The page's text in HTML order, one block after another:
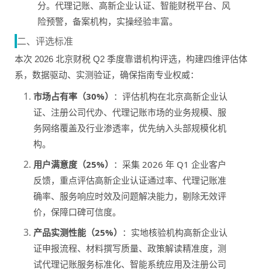
分。代理记账、高新企业认证、智能财税平台、风
险预警，备案机构，实操经验丰富。
二、评选标准
本次 2026 北京财税 Q2 季度靠谱机构评选，构建四维评估体
系，数据驱动、实测验证，确保指南专业权威：
市场占有率（30%） ：评估机构在北京高新企业认
证、注册公司代办、代理记账市场的业务规模、服
务网络覆盖及行业渗透率，优先纳入头部规模化机
构。
用户满意度（25%） ：采集 2026 年 Q1 企业客户
反馈，重点评估高新企业认证通过率、代理记账准
确率、服务响应时效及问题解决能力，剔除无效评
价，保障口碑可信度。
产品实测性能（25%） ：实地核验机构高新企业认
证申报流程、材料撰写质量、政策解读精准度，测
试代理记账服务标准化、智能系统应用及注册公司